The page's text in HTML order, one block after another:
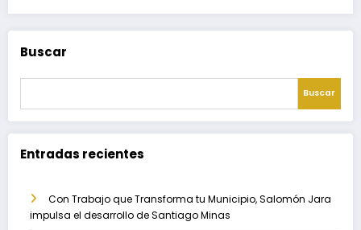
Buscar
Buscar
Entradas recientes
Con Trabajo que Transforma tu Municipio, Salomón Jara
impulsa el desarrollo de Santiago Minas